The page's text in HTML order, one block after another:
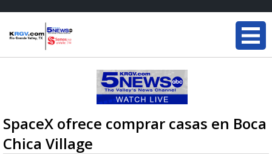
SpaceX ofrece comprar casas en Boca
Chica Village